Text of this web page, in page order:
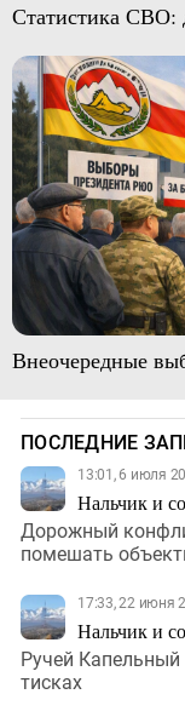
Статистика СВО:
Внеочередные
ПОСЛЕДНИЕ
13:01, 6 июля
Нальчик и
Дорожный
помешать
17:33, 22 июня
Нальчик и
Ручей Капельный
тисках